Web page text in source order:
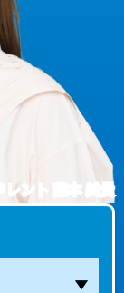
タレント 藤本 美貴